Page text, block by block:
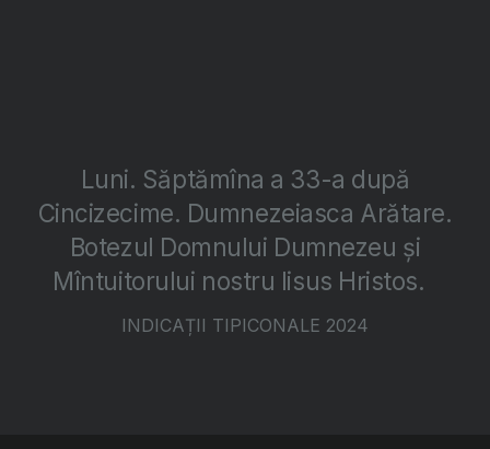
Luni. Săptămîna a 33-a după
Cincizecime. Dumnezeiasca Arătare.
Botezul Domnului Dumnezeu și
Mîntuitorului nostru Iisus Hristos.
INDICAȚII TIPICONALE 2024